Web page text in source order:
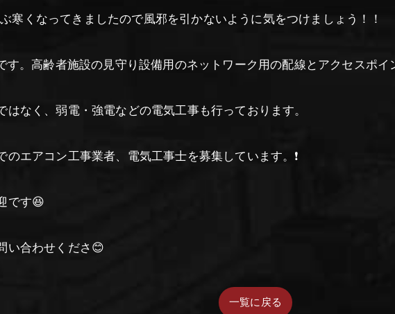
寒くなってきましたので風邪を引かないように気をつけましょう！！
す。高齢者施設の見守り設備用のネットワーク用の配線とアクセスポイ
はなく、弱電・強電などの電気工事も行っております。
エアコン工事業者、電気工事士を募集しています。❗
です😆
い合わせくださ😊
一覧に戻る